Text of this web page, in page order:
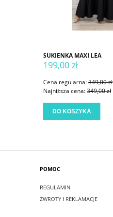
SUKIENKA MAXI LEA
199,00 zł
Cena regularna:349,00 zł
Najniższa cena:349,00 zł
DO KOSZYKA
POMOC
REGULAMIN
ZWROTY I REKLAMACJE